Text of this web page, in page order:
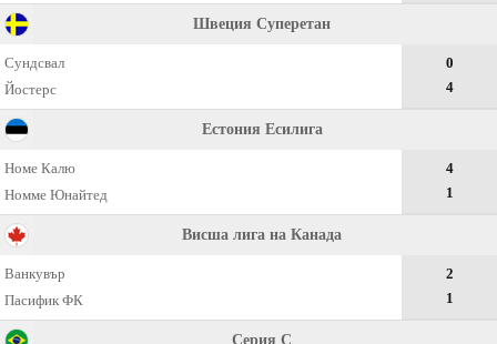
Швеция Суперетан
Сундсвал
Йостерс
0
4
Естония Есилига
Номе Калю
Номме Юнайтед
4
1
Висша лига на Канада
Ванкувър
Пасифик ФК
2
1
Серия C